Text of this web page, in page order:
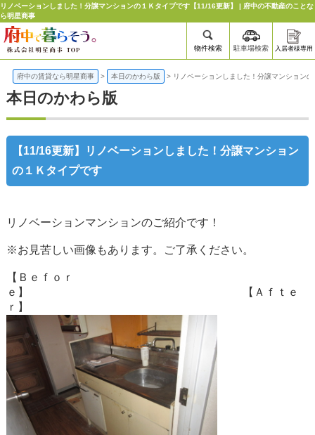
リノベーションしました！分譲マンションの１Ｋタイプです【11/16更新】 | 府中の不動産のことな
ら明星商事
物件検索 駐車場検索 入居者様専用
府中の賃貸なら明星商事 > 本日のかわら版 > リノベーションしました！分譲マンション
本日のかわら版
【11/16更新】リノベーションしました！分譲マンション
の１Ｋタイプです
リノベーションマンションのご紹介です！
※お見苦しい画像もあります。ご了承ください。
【Ｂｅｆｏｒ
ｅ】 【Ａｆｔｅ
ｒ】